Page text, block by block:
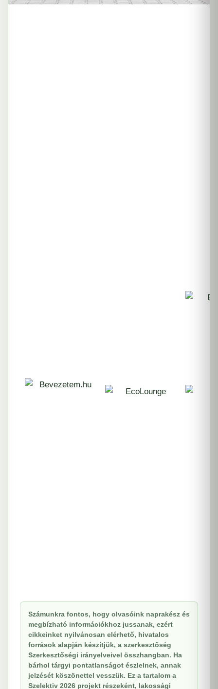
Számunkra fontos, hogy olvasóink naprakész és
megbízható információkhoz jussanak, ezért
cikkeinket nyilvánosan elérhető, hivatalos
források alapján készítjük, a szerkesztőség
Szerkesztőségi irányelveivel összhangban. Ha
bárhol tárgyi pontatlanságot észlelnek, annak
jelzését köszönettel vesszük. Ez a tartalom a
Szelektiv 2026 projekt részeként, lakossági